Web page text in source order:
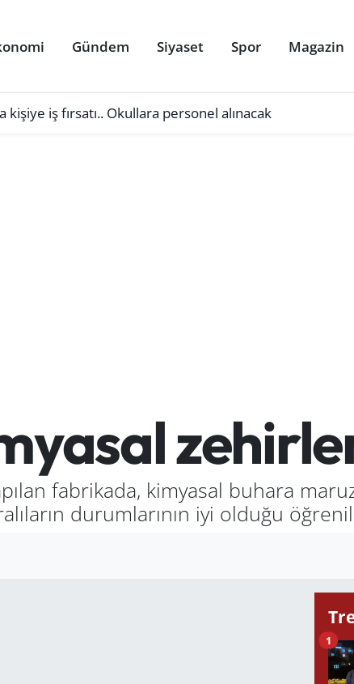
Gündem Siyaset Spor Magazin
iş fırsatı.. Okullara personel alınacak
fabrikada, kimyasal buhara
durumlarının iyi olduğu
1